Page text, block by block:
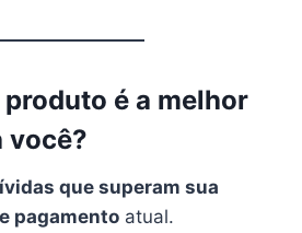
é a melhor
você?
que superam sua
pagamento atual.